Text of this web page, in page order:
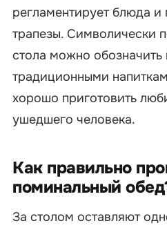
регламентирует блюда
трапезы. Символически
стола можно обозначить
традиционными
хорошо приготовить
ушедшего человека.
Как правильно
поминальный
За столом оставляют